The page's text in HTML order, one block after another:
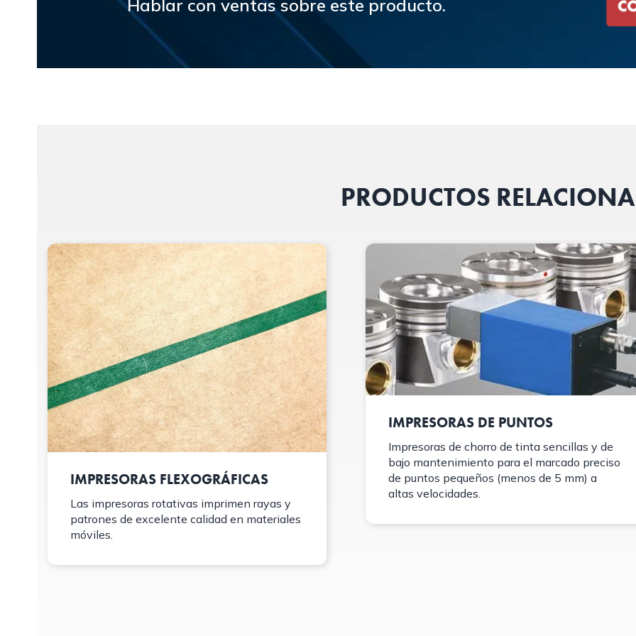
Hablar con ventas sobre este producto.
PRODUCTOS
IMPRESORAS FLEXOGRÁFICAS
Las impresoras rotativas imprimen rayas y
patrones de excelente calidad en materiales
móviles.
IMPRESORAS DE PUNTOS
Impresoras de chorro de tinta sencillas y de
bajo mantenimiento para el marcado preciso
de puntos pequeños (menos de 5 mm) a
altas velocidades.